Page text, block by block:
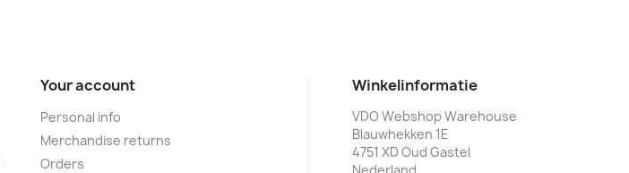
Your account
Personal info
Merchandise returns
Orders
Winkelinformatie
VDO Webshop Warehouse
Blauwhekken 1E
4751 XD Oud Gastel